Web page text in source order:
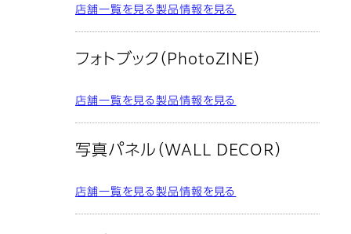
店舗一覧を見る製品情報を見る
フォトブック（PhotoZINE）
店舗一覧を見る製品情報を見る
写真パネル（WALL DECOR）
店舗一覧を見る製品情報を見る